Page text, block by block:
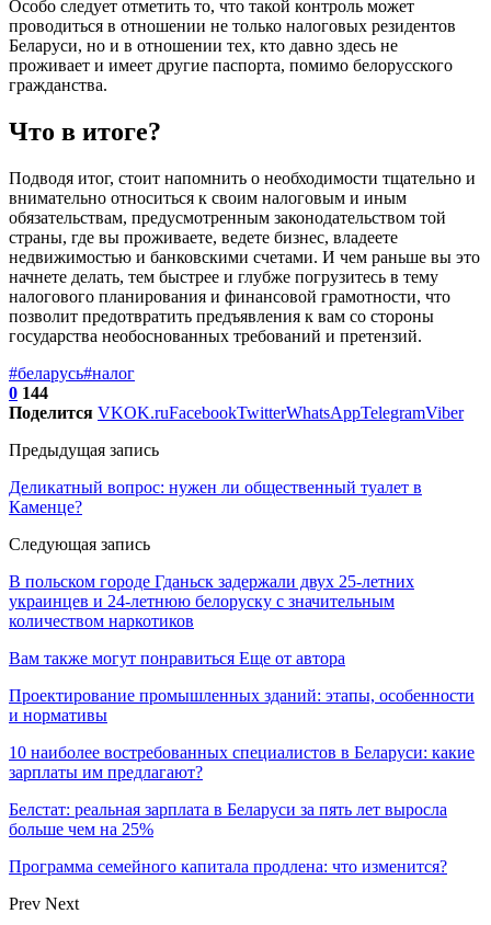
Особо следует отметить то, что такой контроль может
проводиться в отношении не только налоговых резидентов
Беларуси, но и в отношении тех, кто давно здесь не
проживает и имеет другие паспорта, помимо белорусского
гражданства.
Что в итоге?
Подводя итог, стоит напомнить о необходимости тщательно и
внимательно относиться к своим налоговым и иным
обязательствам, предусмотренным законодательством той
страны, где вы проживаете, ведете бизнес, владеете
недвижимостью и банковскими счетами. И чем раньше вы это
начнете делать, тем быстрее и глубже погрузитесь в тему
налогового планирования и финансовой грамотности, что
позволит предотвратить предъявления к вам со стороны
государства необоснованных требований и претензий.
#беларусь#налог
0 144
Поделится VKOK.ruFacebookTwitterWhatsAppTelegramViber
Предыдущая запись
Деликатный вопрос: нужен ли общественный туалет в
Каменце?
Следующая запись
В польском городе Гданьск задержали двух 25-летних
украинцев и 24-летнюю белоруску с значительным
количеством наркотиков
Вам также могут понравиться Еще от автора
Проектирование промышленных зданий: этапы, особенности
и нормативы
10 наиболее востребованных специалистов в Беларуси: какие
зарплаты им предлагают?
Белстат: реальная зарплата в Беларуси за пять лет выросла
больше чем на 25%
Программа семейного капитала продлена: что изменится?
Prev Next